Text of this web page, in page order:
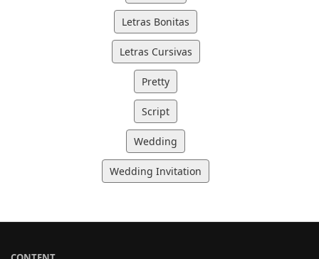
Letras Bonitas
Letras Cursivas
Pretty
Script
Wedding
Wedding Invitation